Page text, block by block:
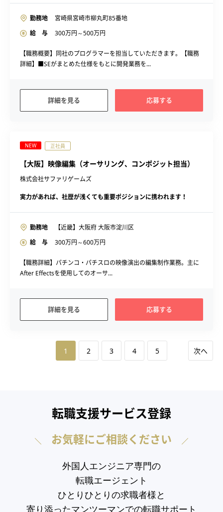
勤務地
宮崎県宮崎市柳丸町85番地
給 与
300万円～500万円
【職務概要】同社のプログラマーを担当していただきます。【職務
詳細】■SEがまとめた仕様をもとに開発業務を...
詳細を見る 応募する
NEW 正社員
【大阪】映像編集（オーサリング、コンポジット担当）
株式会社サファリゲームズ
実力があれば、社歴が浅くても重要ポジションに携われます！
勤務地
【近畿】大阪府 大阪市淀川区
給 与
300万円～600万円
【職務詳細】パチンコ・パチスロの映像演出の編集制作業務。主に
After Effectsを使用してのオーサ...
詳細を見る 応募する
1 2 3 4 5 次へ
転職支援サービス登録
お気軽にご相談ください
外国人エンジニア専門の
転職エージェント
ひとりひとりの求職者様と
寄り添ったマンツーマンでの転職サポート